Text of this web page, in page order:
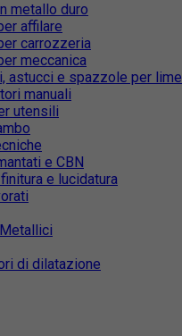
metallo duro
affilare
carrozzeria
meccanica
astucci e spazzole per lime
manuali
utensili
e CBN
e lucidatura
di dilatazione